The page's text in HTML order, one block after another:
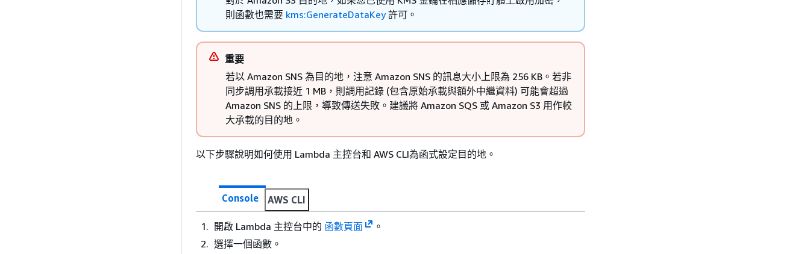
則函數也需要 kms:GenerateDataKey許可。
重要
若以 Amazon SNS 為目的地，注意 Amazon SNS 的訊息大小上限為 256 KB。若非
同步調用承載接近 1 MB，則調用記錄 (包含原始承載與額外中繼資料) 可能會超過
Amazon SNS 的上限，導致傳送失敗。建議將 Amazon SQS 或 Amazon S3 用作較
大承載的目的地。
以下步驟說明如何使用 Lambda 主控台和 AWS CLI為函式設定目的地。
Console AWS CLI
開啟 Lambda 主控台中的 函數頁面
。
選擇一個函數。